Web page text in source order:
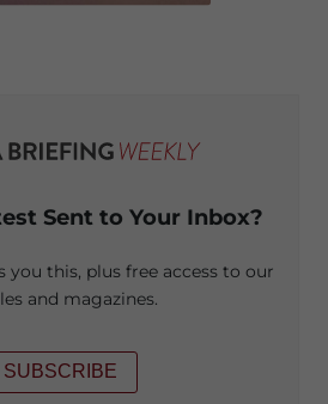
Sent to Your Inbox?
you this, plus free access to our
and magazines.
SUBSCRIBE